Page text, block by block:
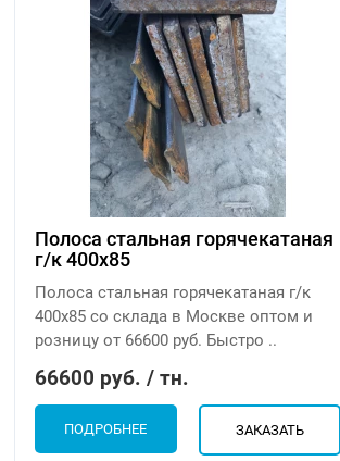
Полоса стальная горячекатаная
г/к 400х85
Полоса стальная горячекатаная г/к
400х85 со склада в Москве оптом и
розницу от 66600 руб. Быстро ..
66600 руб. / тн.
ПОДРОБНЕЕ ЗАКАЗАТЬ